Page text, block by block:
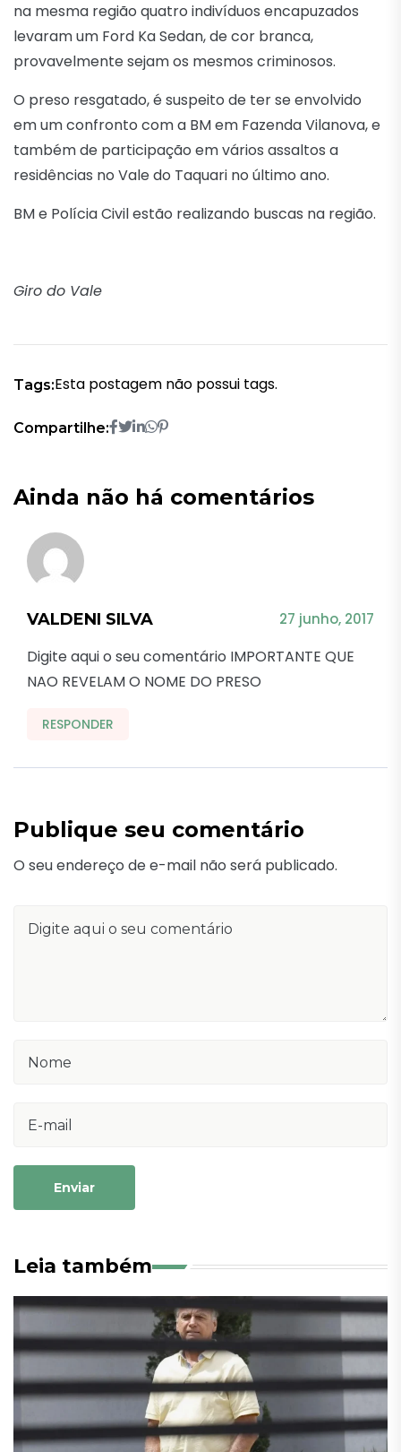
na mesma região quatro indivíduos encapuzados
levaram um Ford Ka Sedan, de cor branca,
provavelmente sejam os mesmos criminosos.
O preso resgatado, é suspeito de ter se envolvido
em um confronto com a BM em Fazenda Vilanova, e
também de participação em vários assaltos a
residências no Vale do Taquari no último ano.
BM e Polícia Civil estão realizando buscas na região.
Giro do Vale
Tags:Esta postagem não possui tags.
Compartilhe:
Ainda não há comentários
VALDENI SILVA 27 junho, 2017
Digite aqui o seu comentário IMPORTANTE QUE
NAO REVELAM O NOME DO PRESO
RESPONDER
Publique seu comentário
O seu endereço de e-mail não será publicado.
Enviar
Leia também